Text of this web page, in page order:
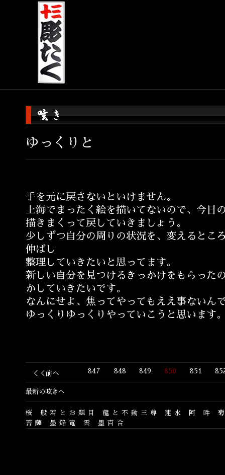
ゆっくりと
手を元に戻さないといけません。
上海でまったく絵を描いてないので、今日
描きまくって戻していきましょう。
少しずつ自分の周りの状況を、変えるとこ
伸ばし
整理していきたいと思ってます。
新しい自分を見つけるきっかけをもらった
かしていきたいです。
なんにせよ、焦ってやってもええ事ないん
ゆっくりゆっくりやっていこうと思います
＜＜前へ 847 848 849 850 851
最新の呟きへ
桜 般若とお題目 龍と不動三尊 蓮水 阿 吽
菩薩
墨焔竜 雲 墨百合